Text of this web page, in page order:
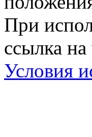
При
ссылка
Условия